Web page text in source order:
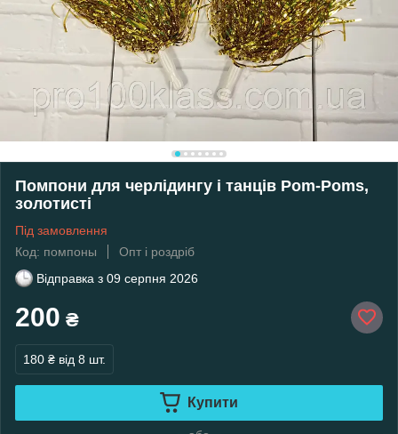
Помпони для черлідингу і танців Pom-Poms,
золотисті
Під замовлення
Код: помпоны
Опт і роздріб
Відправка з 09 серпня 2026
200 ₴
180 ₴ від 8 шт.
Купити